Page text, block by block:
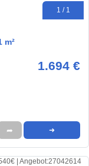
1 / 1
m²
1.694 €
➦ ➜